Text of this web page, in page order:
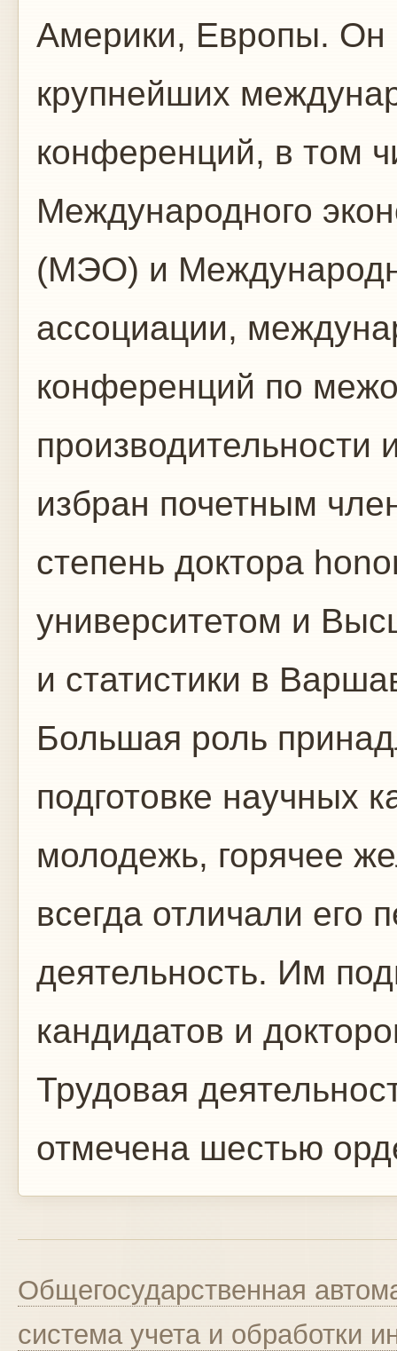
Америки, Европы. Он
крупнейших
конференций, в том
Международного
(МЭО) и
ассоциации,
конференций по
избран почетным
степень доктора
университетом и
и статистики в
Большая роль
подготовке научных
молодежь, горячее
всегда отличали его
деятельность. Им
кандидатов и
Трудовая
отмечена шестью
Общегосударственная
система учета и обработки